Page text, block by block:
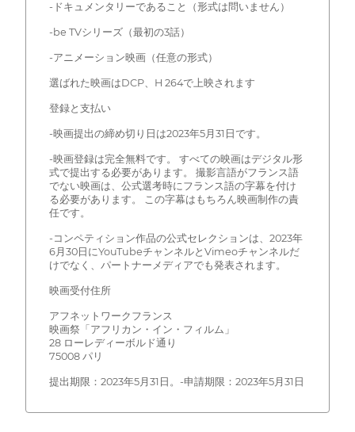
-ドキュメンタリーであること（形式は問いません）
-be TVシリーズ（最初の3話）
-アニメーション映画（任意の形式）
選ばれた映画はDCP、H 264で上映されます
登録と支払い
-映画提出の締め切り日は2023年5月31日です。
-映画登録は完全無料です。 すべての映画はデジタル形
式で提出する必要があります。 撮影言語がフランス語
でない映画は、公式選考時にフランス語の字幕を付け
る必要があります。 この字幕はもちろん映画制作の責
任です。
-コンペティション作品の公式セレクションは、2023年
6月30日にYouTubeチャンネルとVimeoチャンネルだ
けでなく、パートナーメディアでも発表されます。
映画受付住所
アフネットワークフランス
映画祭「アフリカン・イン・フィルム」
28 ローレディーボルド通り
75008 パリ
提出期限：2023年5月31日。-申請期限：2023年5月31日